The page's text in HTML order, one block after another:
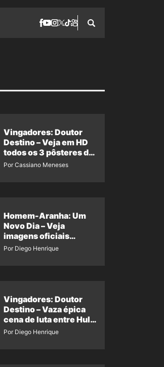
Vingadores: Doutor
Destino – Veja em HD
todos os 3 pôsteres de
‘Doomsday’ + 1 imagem
Por Cassiano Meneses
Homem-Aranha: Um
Novo Dia – Veja
imagens oficiais
descartadas do Hulk
Por Diego Henrique
Vingadores: Doutor
Destino – Vaza épica
cena de luta entre Hulk
e o Coisa
Por Diego Henrique